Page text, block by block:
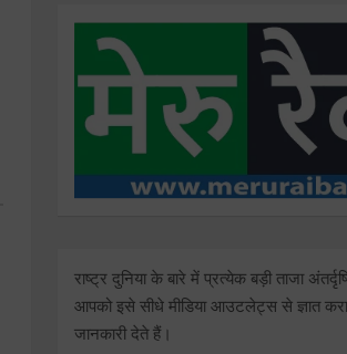
राष्ट्र दुनिया के बारे में प्रत्येक बड़ी ताजा
आपको इसे सीधे मीडिया आउटलेट्स से ज्ञात
जानकारी देते हैं।